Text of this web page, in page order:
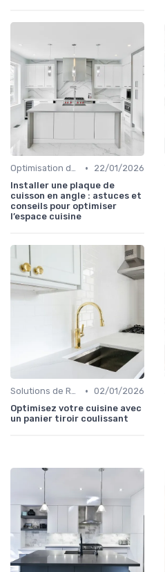
Optimisation de l'Espace •
22/01/2026
Installer une plaque de
cuisson en angle : astuces et
conseils pour optimiser
l’espace cuisine
Solutions de Rangement Intelligentes • 02/01/2026
Optimisez votre cuisine avec
un panier tiroir coulissant